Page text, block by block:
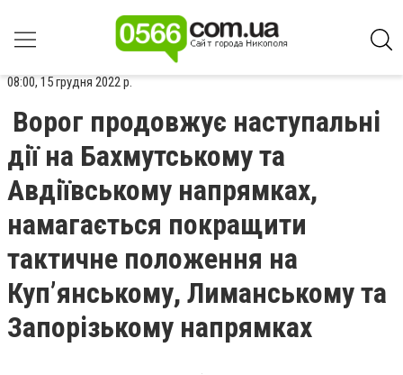
08:00, 15 грудня 2022 р.
Ворог продовжує наступальні
дії на Бахмутському та
Авдіївському напрямках,
намагається покращити
тактичне положення на
Куп’янському, Лиманському та
Запорізькому напрямках